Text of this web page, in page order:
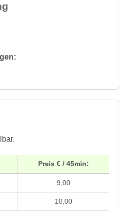
Preis € / 45min:
9,00
10,00